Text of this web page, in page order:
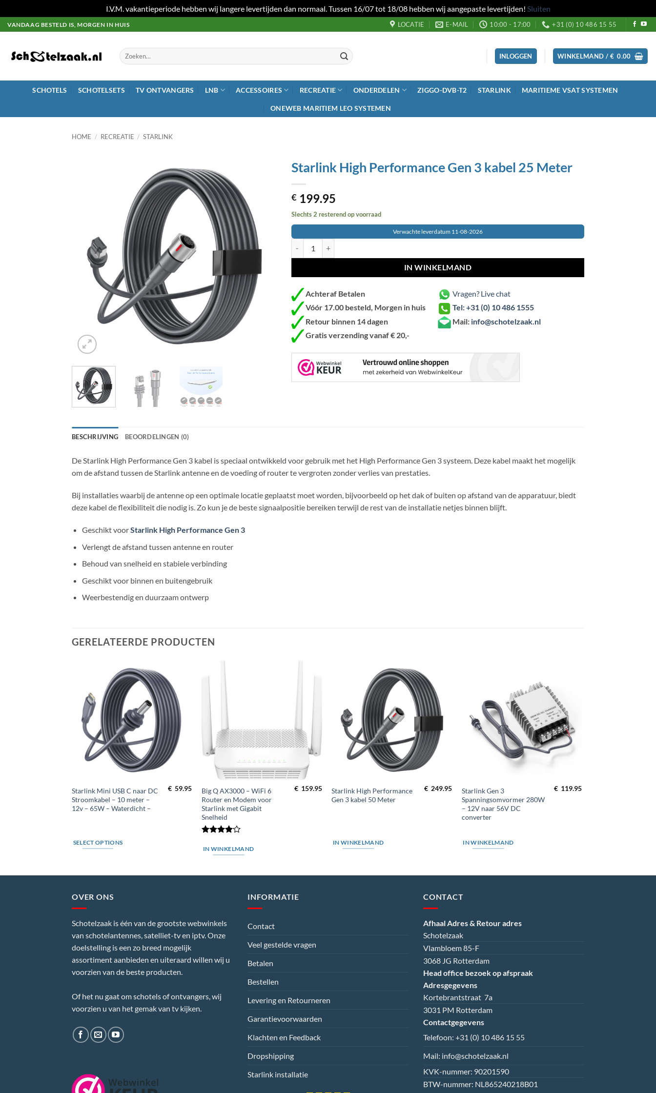
I.V.M. vakantieperiode hebben wij langere levertijden dan normaal. Tussen 16/07 tot 18/08 hebben wij aangepaste levertijden! Sluiten
Ga
naar
VANDAAG BESTELD IS, MORGEN IN HUIS LOCATIE E-MAIL 10:00 - 17:00 +31 (0) 10 486 15 55
Zoeken
naar:
INLOGGEN WINKELMAND / € 0.00
SCHOTELS SCHOTELSETS TV ONTVANGERS LNB ACCESSOIRES RECREATIE ONDERDELEN ZIGGO-DVB-T2 STARLINK MARITIEME VSAT SYSTEMEN
ONEWEB MARITIEM LEO SYSTEMEN
HOME / RECREATIE / STARLINK
Toevoegen
wenslijst
Starlink High Performance Gen 3 kabel 25 Meter
€ 199.95
Slechts 2 resterend op voorraad
Verwachte leverdatum 11-08-2026
IN WINKELMAND
Achteraf Betalen
Vóór 17.00 besteld, Morgen in huis
Retour binnen 14 dagen
Gratis verzending vanaf € 20,-
Vragen? Live chat
Tel: +31 (0) 10 486 1555
Mail: info@schotelzaak.nl
BESCHRIJVING BEOORDELINGEN (0)
De Starlink High Performance Gen 3 kabel is speciaal ontwikkeld voor gebruik met het High Performance Gen 3 systeem. Deze kabel maakt het mogelijk
om de afstand tussen de Starlink antenne en de voeding of router te vergroten zonder verlies van prestaties.
Bij installaties waarbij de antenne op een optimale locatie geplaatst moet worden, bijvoorbeeld op het dak of buiten op afstand van de apparatuur, biedt
deze kabel de flexibiliteit die nodig is. Zo kun je de beste signaalpositie bereiken terwijl de rest van de installatie netjes binnen blijft.
Geschikt voorStarlink High Performance Gen 3
Verlengt de afstand tussen antenne en router
Behoud van snelheid en stabiele verbinding
Geschikt voor binnen en buitengebruik
Weerbestendig en duurzaam ontwerp
GERELATEERDE PRODUCTEN
Toevoegen
aan
wenslijst
Starlink Mini USB C naar DC
Stroomkabel – 10 meter –
12v – 65W – Waterdicht –
€ 59.95
SELECT OPTIONS
Big Q AX3000 – WiFi 6
Router en Modem voor
Starlink met Gigabit
Snelheid
4uit 5
€ 159.95
IN WINKELMAND
Toevoegen
aan
wenslijst
Starlink High Performance
Gen 3 kabel 50 Meter
€ 249.95
IN WINKELMAND
Toevoegen
wenslijst
Starlink Gen 3
Spanningsomvormer 280W
– 12V naar 56V DC
converter
€ 119.95
IN WINKELMAND
OVER ONS
Schotelzaak is één van de grootste webwinkels
van schotelantennes, satelliet-tv en iptv. Onze
doelstelling is een zo breed mogelijk
assortiment aanbieden en uiteraard willen wij u
voorzien van de beste producten.
Of het nu gaat om schotels of ontvangers, wij
voorzien u van het gemak van tv kijken.
INFORMATIE
Contact
Veel gestelde vragen
Betalen
Bestellen
Levering en Retourneren
Garantievoorwaarden
Klachten en Feedback
Dropshipping
Starlink installatie
CONTACT
Afhaal Adres & Retour adres
Schotelzaak
Vlambloem 85-F
3068 JG Rotterdam
Head office bezoek op afspraak
Adresgegevens
Kortebrantstraat 7a
3031 PM Rotterdam
Contactgegevens
Telefoon: +31 (0) 10 486 15 55
Mail: info@schotelzaak.nl
KVK-nummer: 90201590
BTW-nummer: NL865240218B01